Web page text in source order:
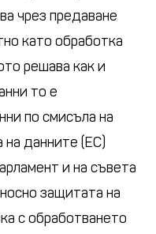
чрез предаване
като обработка
решава как и
то е
по смисъла на
данните (ЕС)
и на съвета
защитата на
с обработването